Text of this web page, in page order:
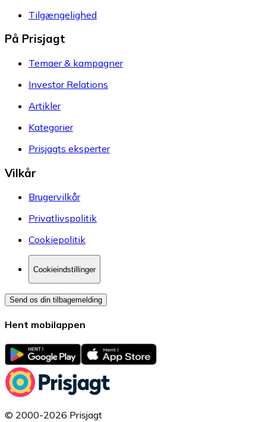
Tilgængelighed
På Prisjagt
Temaer & kampagner
Investor Relations
Artikler
Kategorier
Prisjagts eksperter
Vilkår
Brugervilkår
Privatlivspolitik
Cookiepolitik
Cookieindstillinger
Send os din tilbagemelding
Hent mobilappen
© 2000-2026 Prisjagt